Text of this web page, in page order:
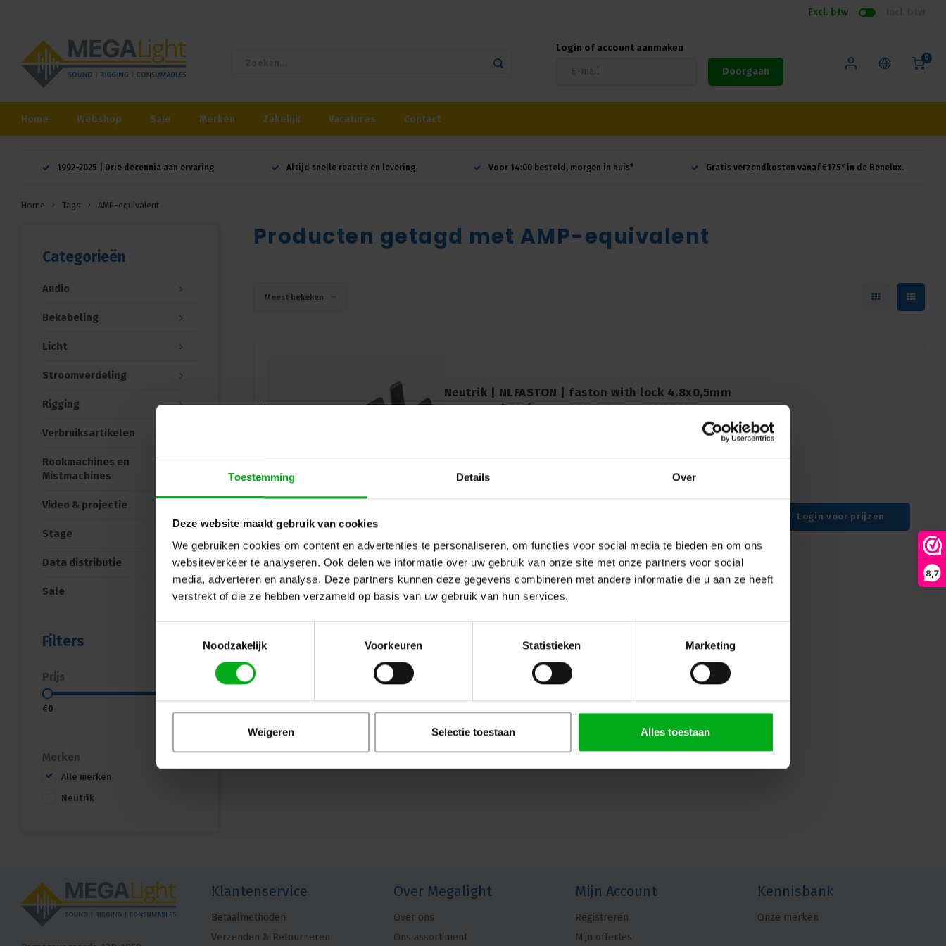
Toestemming Details Over
Deze website maakt gebruik van cookies
We gebruiken cookies om content en advertenties te personaliseren, om functies voor social media te bieden en om ons
websiteverkeer te analyseren. Ook delen we informatie over uw gebruik van onze site met onze partners voor social
media, adverteren en analyse. Deze partners kunnen deze gegevens combineren met andere informatie die u aan ze heeft
verstrekt of die ze hebben verzameld op basis van uw gebruik van hun services.
Noodzakelijk
Voorkeuren Statistieken Marketing
Weigeren Selectie toestaan Alles toestaan
8,7
Excl. btw
Login of account aanmaken
Doorgaan
0
Home Webshop Sale Merken Zakelijk Vacatures Contact
1992-2025 | Drie decennia aan ervaring Altijd snelle reactie en levering Voor 14:00 besteld, morgen in huis* Gratis verzendkosten vanaf €175* in de Benelux.
Home Tags AMP-equivalent
Categorieën
Audio
Bekabeling
Licht
Stroomverdeling
Rigging
Verbruiksartikelen
Rookmachines en
Mistmachines
Video & projectie
Stage
Data distributie
Sale
Filters
Prijs
€0
Merken
Alle merken
Neutrik
Producten getagd met AMP-equivalent
Meest bekeken
Neutrik | NLFASTON | faston with lock 4.8x0,5mm
voor speakON/powerCON 0.8-2mm2 VPE100
per 100 stuks. Betrouwbare elektrische verbindingen met
Login voor prijzen
Klantenservice
Betaalmethoden
Verzenden & Retourneren
Over Megalight
Over ons
Ons assortiment
Mijn Account
Registreren
Mijn offertes
Kennisbank
Onze merken